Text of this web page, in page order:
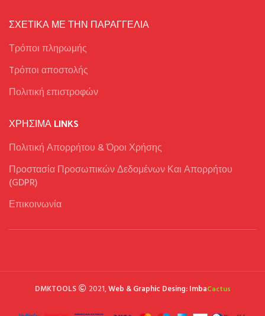
ΣΧΕΤΙΚΑ ΜΕ ΤΗΝ ΠΑΡΑΓΓΕΛΙΑ
Τρόποι πληρωμής
Tρόποι αποστολής
Πολιτική επιστροφών
ΧΡΉΣΙΜΑ LINKS
Πολιτική Απορρήτου & Όροι Χρήσης
Προστασία Προσωπικών Δεδομένων Και Απορρήτου
(GDPR)
Επικοινωνία
DMKTOOLS 2021,Web & Graphic Desing: ImbaCactus